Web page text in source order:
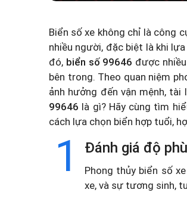
Biển số xe không chỉ là công
nhiều người, đặc biệt là khi
đó, biển số 99646 được
bên trong. Theo quan niệm
ảnh hưởng đến vận mệnh,
99646 là gì? Hãy cùng tìm
cách lựa chọn biển hợp tuổi,
1 Đánh giá độ
Phong thủy biển số
xe, và sự tương sinh,